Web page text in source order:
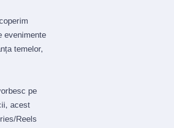
evenimente
temelor,
pe
acest
Reels